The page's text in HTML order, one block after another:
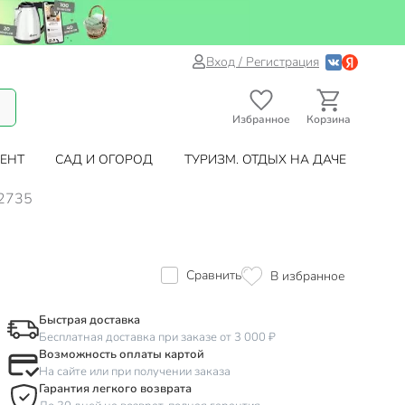
Вход / Регистрация
Избранное Корзина
САД И ОГОРОД ТУРИЗМ. ОТДЫХ НА ДАЧЕ
Сравнить В избранное
Быстрая доставка
Бесплатная доставка при заказе от 3 000 ₽
Возможность оплаты картой
На сайте или при получении заказа
Гарантия легкого возврата